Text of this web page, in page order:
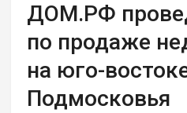
ДОМ.РФ
по продаже
на юго-
Подмосковья